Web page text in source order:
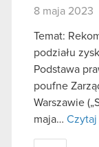
8 maja 2023
Temat:
podziału
Podstawa
poufne
Warszawie
maja… Czytaj